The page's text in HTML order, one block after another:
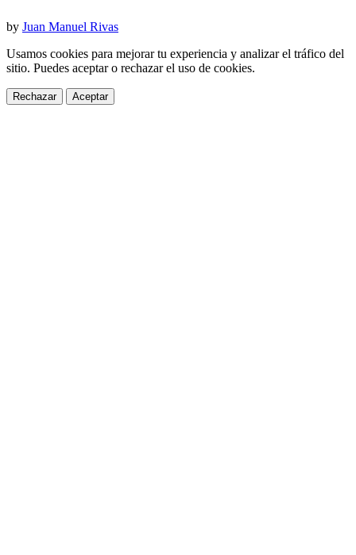
by Juan Manuel Rivas
Usamos cookies para mejorar tu experiencia y analizar el tráfico del
sitio. Puedes aceptar o rechazar el uso de cookies.
Rechazar Aceptar